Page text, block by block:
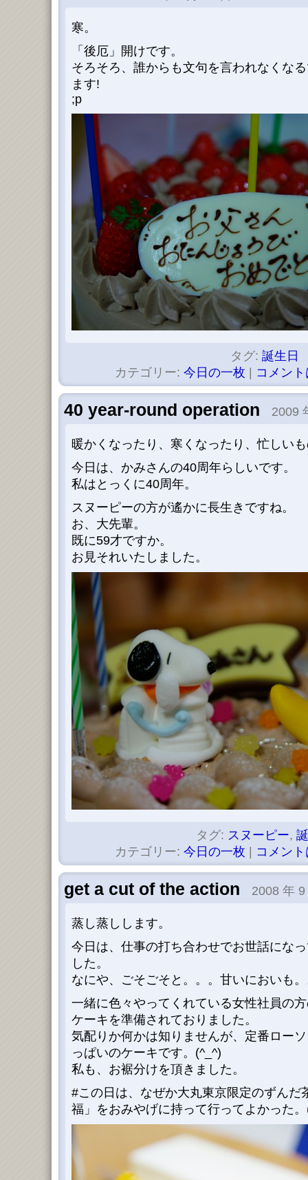
寒。
「後厄」開けです。
そろそろ、誰からも文句を言われなくな
ます!
;p
タグ: 誕生日
カテゴリー: 今日の一枚 コメン
40 year-round operation 2009
暖かくなったり、寒くなったり、忙しい
今日は、かみさんの40周年らしいです。
私はとっくに40周年。
スヌーピーの方が遙かに長生きですね。
お、大先輩。
既に59才ですか。
お見それいたしました。
タグ: スヌーピー,
カテゴリー: 今日の一枚 コメン
get a cut of the action 2008 年
蒸し蒸しします。
今日は、仕事の打ち合わせでお世話にな
した。
なにや、ごそごそと。。。甘いにおいも
一緒に色々やってくれている女性社員の
ケーキを準備されておりました。
気配りか何かは知りませんが、定番ロー
っぱいのケーキです。(^_^)
私も、お裾分けを頂きました。
#この日は、なぜか大丸東京限定のずんだ
福」をおみやげに持って行ってよかった